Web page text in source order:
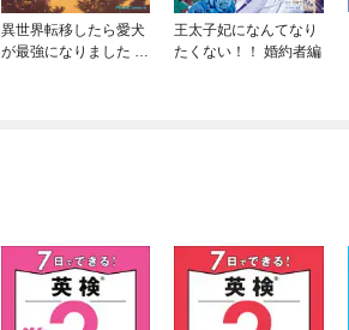
異世界転移したら愛犬
が最強になりました ～
王太子妃になんてなり
たくない！！ 婚約者編